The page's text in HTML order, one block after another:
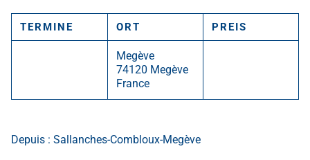
TERMINE ORT
Megève
74120 Megève
France
PREIS
Depuis : Sallanches-Combloux-Megève